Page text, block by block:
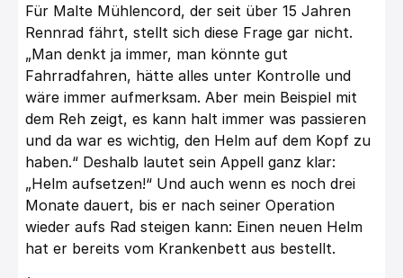
Für Malte Mühlencord, der seit über 15 Jahren
Rennrad fährt, stellt sich diese Frage gar nicht.
„Man denkt ja immer, man könnte gut
Fahrradfahren, hätte alles unter Kontrolle und
wäre immer aufmerksam. Aber mein Beispiel mit
dem Reh zeigt, es kann halt immer was passieren
und da war es wichtig, den Helm auf dem Kopf zu
haben.“ Deshalb lautet sein Appell ganz klar:
„Helm aufsetzen!“ Und auch wenn es noch drei
Monate dauert, bis er nach seiner Operation
wieder aufs Rad steigen kann: Einen neuen Helm
hat er bereits vom Krankenbett aus bestellt.